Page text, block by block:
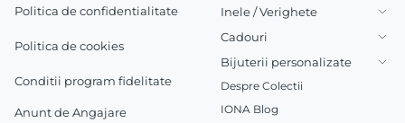
Politica de confidentialitate
Politica de cookies
Conditii program fidelitate
Anunt de Angajare
Inele / Verighete
Cadouri
Bijuterii personalizate
Despre Colectii
IONA Blog